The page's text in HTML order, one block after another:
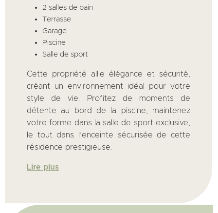
2 salles de bain
Terrasse
Garage
Piscine
Salle de sport
Cette propriété allie élégance et sécurité,
créant un environnement idéal pour votre
style de vie. Profitez de moments de
détente au bord de la piscine, maintenez
votre forme dans la salle de sport exclusive,
le tout dans l’enceinte sécurisée de cette
résidence prestigieuse.
Lire plus